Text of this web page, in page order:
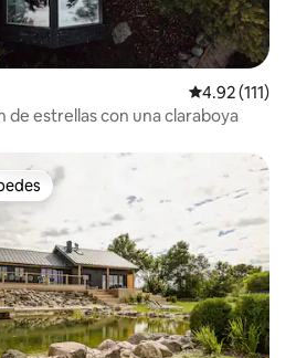
Calificación
4.92 (111)
de estrellas con una claraboya
entre huéspedes